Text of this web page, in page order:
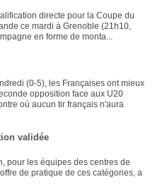
directe pour la Coupe du
ce mardi à Grenoble (21h10,
en forme de monta...
(0-5), les Françaises ont mieux
opposition face aux U20
où aucun tir français n'aura
validée
pour les équipes des centres de
de pratique de ces catégories, a